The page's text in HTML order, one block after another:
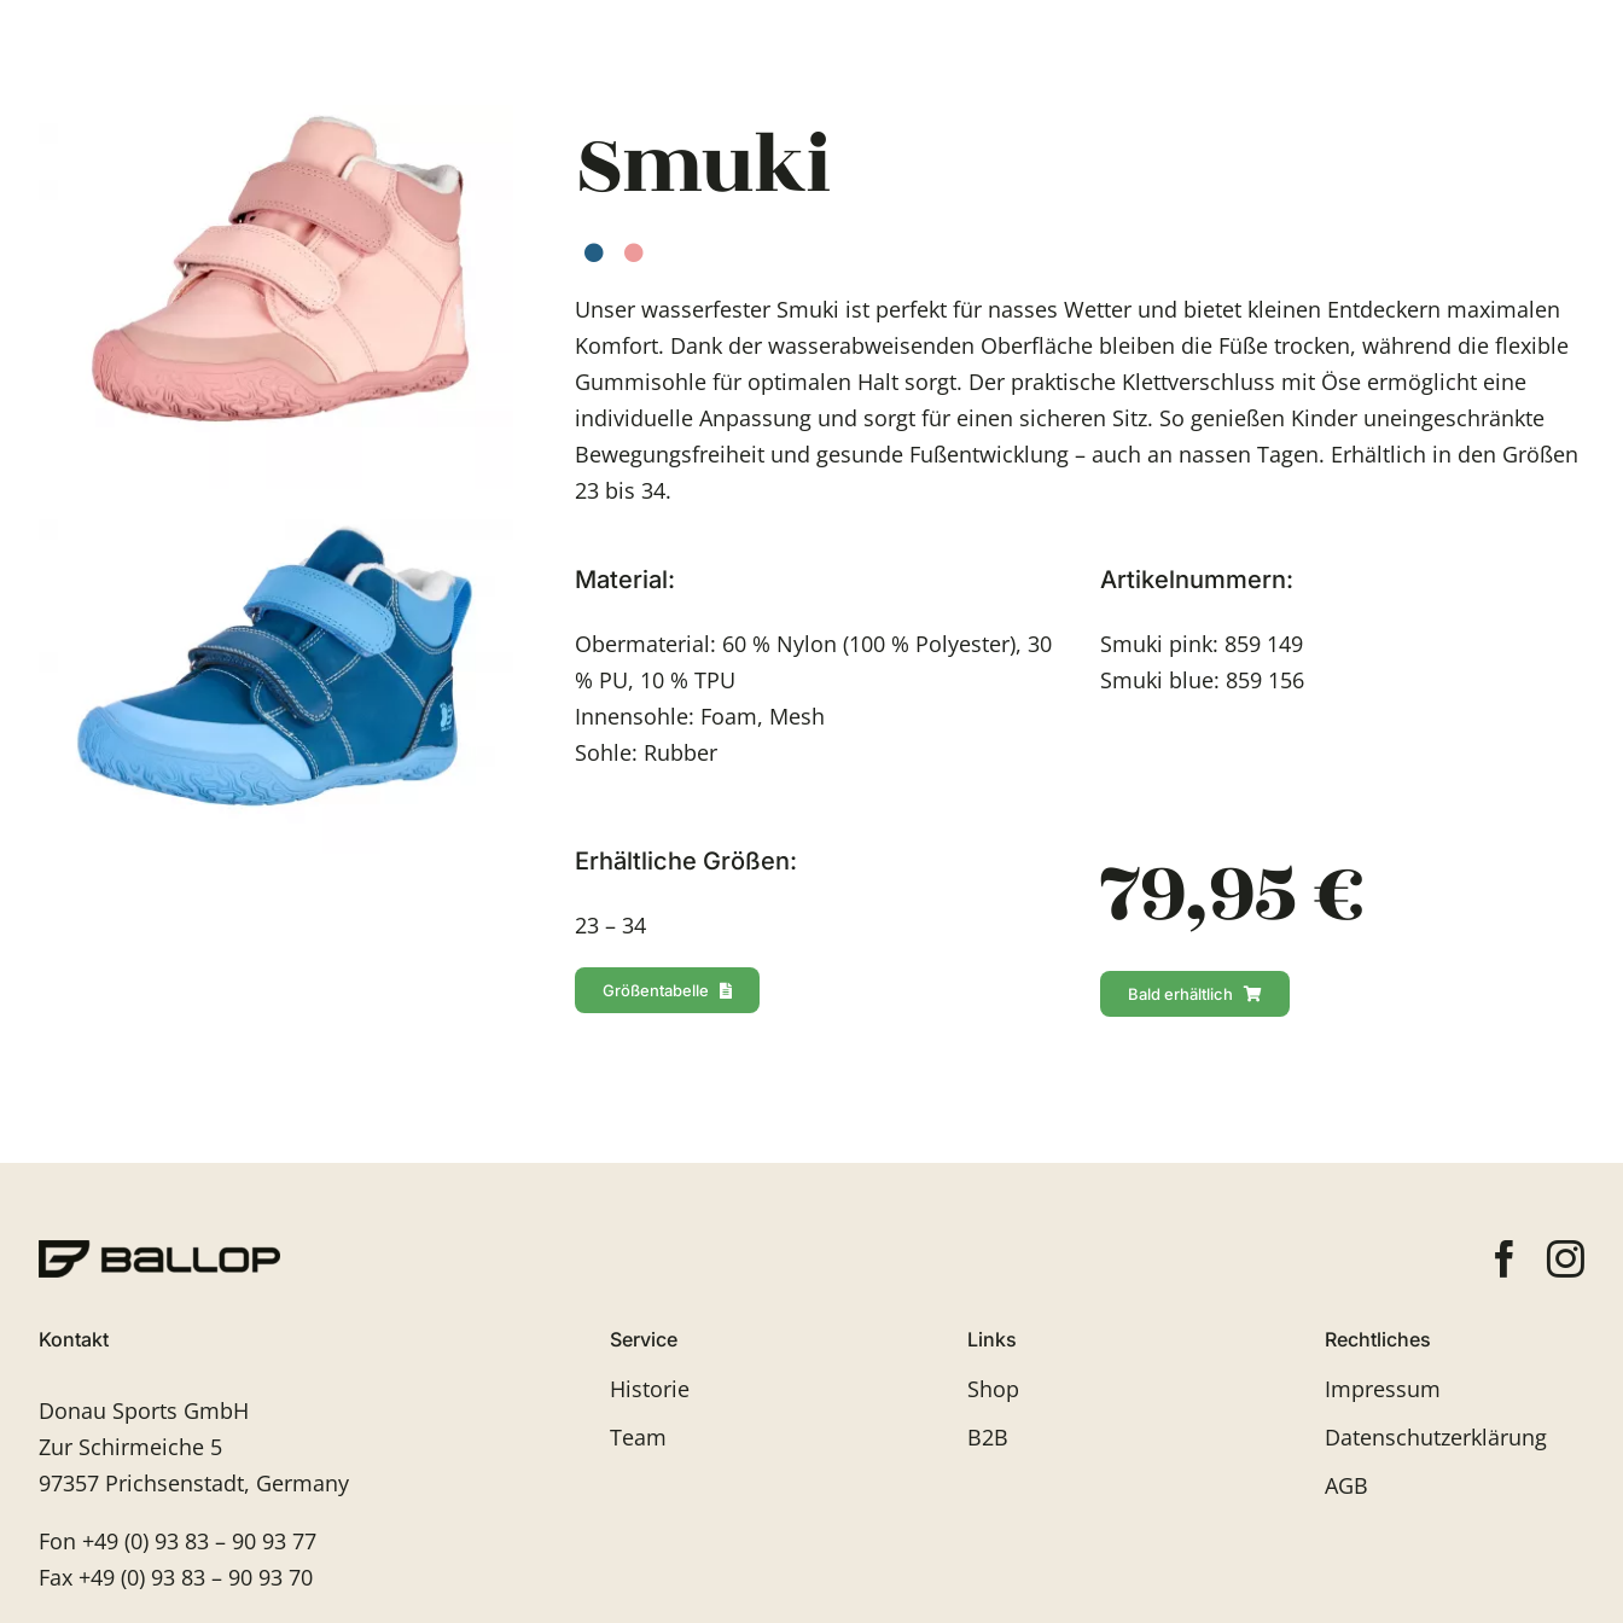
Smuki
Unser wasserfester Smuki ist perfekt für nasses Wetter und bietet kleinen Entdeckern maximalen
Komfort. Dank der wasserabweisenden Oberfläche bleiben die Füße trocken, während die flexible
Gummisohle für optimalen Halt sorgt. Der praktische Klettverschluss mit Öse ermöglicht eine
individuelle Anpassung und sorgt für einen sicheren Sitz. So genießen Kinder uneingeschränkte
Bewegungsfreiheit und gesunde Fußentwicklung – auch an nassen Tagen. Erhältlich in den Größen
23 bis 34.
Material:
Obermaterial: 60 % Nylon (100 % Polyester), 30
% PU, 10 % TPU
Innensohle: Foam, Mesh
Sohle: Rubber
Artikelnummern:
Smuki pink: 859 149
Smuki blue: 859 156
Erhältliche Größen:
23 – 34
Größentabelle
79,95 €
Bald erhältlich
Kontakt
Donau Sports GmbH
Zur Schirmeiche 5
97357 Prichsenstadt, Germany
Fon +49 (0) 93 83 – 90 93 77
Fax +49 (0) 93 83 – 90 93 70
Service
Historie
Team
Links
Shop
B2B
Rechtliches
Impressum
Datenschutzerklärung
AGB